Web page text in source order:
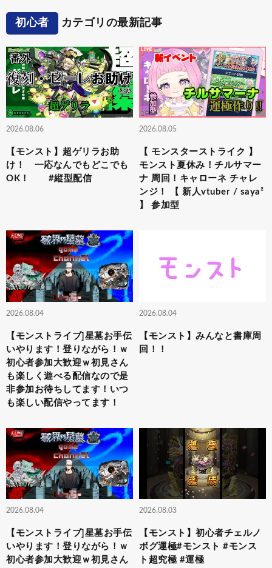
初心者 カテゴリの最新記事
2026.08.06
【モンスト】超ゲリラお助
け！ 一応なんでもどこでも
OK！ #縦型配信
2026.08.05
【 モンスターストライク 】
モンスト夏休み！チルサマー
ナ 周回！キャローネ チャレ
ンジ！ 【 新人vtuber / saya²
】 参加型
2026.08.04
【モンストライブ]星墓お手伝
いやります！登りながら！ｗ
初心者参加大歓迎ｗ初見さん
も楽しく遊べる配信なので是
非参加お待ちしてます！いつ
も楽しい配信やってます！
2026.08.04
【モンスト】みんなと書庫周
回！！
2026.08.04
【モンストライブ]星墓お手伝
いやります！登りながら！ｗ
初心者参加大歓迎ｗ初見さん
2026.08.03
【モンスト】初心者チェルノ
ボグ運極#モンスト #モンス
ト超究極 #運極